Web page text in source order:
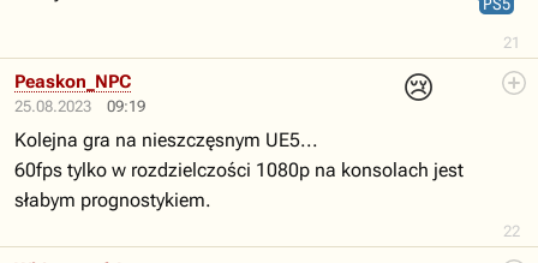
21
25.08.2023 09:19
😢
22
Peaskon_NPC
Kolejna gra na nieszczęsnym UE5...
60fps tylko w rozdzielczości 1080p na konsolach jest
słabym prognostykiem.